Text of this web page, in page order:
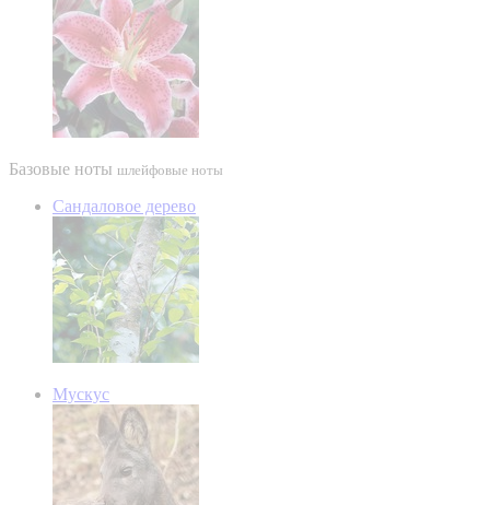
Базовые ноты шлейфовые ноты
Сандаловое дерево
Мускус